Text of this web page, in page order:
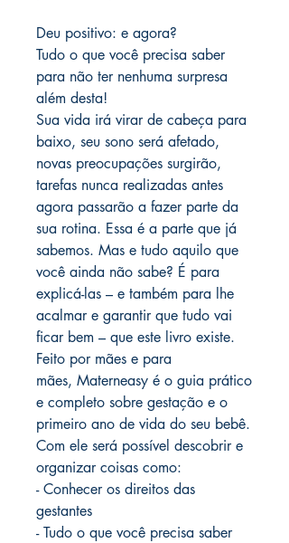
Deu positivo: e agora?
Tudo o que você precisa saber
para não ter nenhuma surpresa
além desta!
Sua vida irá virar de cabeça para
baixo, seu sono será afetado,
novas preocupações surgirão,
tarefas nunca realizadas antes
agora passarão a fazer parte da
sua rotina. Essa é a parte que já
sabemos. Mas e tudo aquilo que
você ainda não sabe? É para
explicá-las – e também para lhe
acalmar e garantir que tudo vai
ficar bem – que este livro existe.
Feito por mães e para
mães, Materneasy é o guia prático
e completo sobre gestação e o
primeiro ano de vida do seu bebê.
Com ele será possível descobrir e
organizar coisas como:
- Conhecer os direitos das
gestantes
- Tudo o que você precisa saber